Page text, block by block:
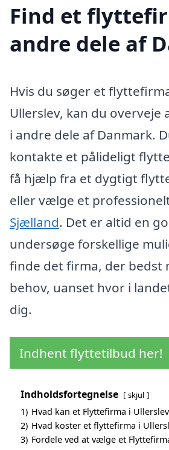
Find et
andre dele af
Hvis du søger et
Ullerslev, kan du overveje
i andre dele af Danmark.
kontakte et pålideligt
få hjælp fra et dygtigt
eller vælge et
Sjælland. Det er altid en
undersøge forskellige
finde det firma, der bedst
behov, uanset hvor i
dig.
Indhent flyttetilbud her!
Indholdsfortegnelse skjul
1) Hvad kan et Flyttefirma i
2) Hvad koster et flyttefirma i
3) Fordele ved at vælge et